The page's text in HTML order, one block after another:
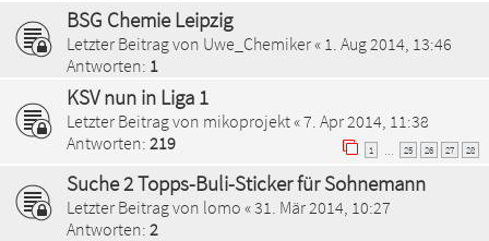
BSG Chemie Leipzig
Letzter Beitrag von Uwe_Chemiker« 1. Aug 2014, 13:46
Antworten: 1
KSV nun in Liga 1
Letzter Beitrag von mikoprojekt«7. Apr 2014, 11:38
Antworten: 219 1 25 26 27 28
Suche 2 Topps-Buli-Sticker für Sohnemann
Letzter Beitrag von lomo «31. Mär 2014, 10:27
Antworten: 2